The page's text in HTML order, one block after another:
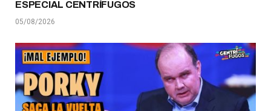
ESPECIAL CENTRÍFUGOS
05/08/2026